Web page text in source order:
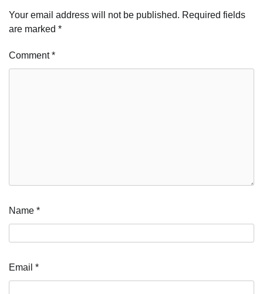
Your email address will not be published. Required fields
are marked *
Comment*
Name *
Email *